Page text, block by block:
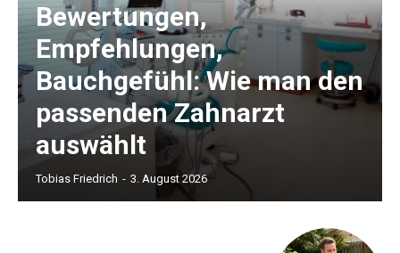
Bewertungen,
Empfehlungen,
Bauchgefühl: Wie man den
passenden Zahnarzt
auswählt
Tobias Friedrich - 3. August 2026